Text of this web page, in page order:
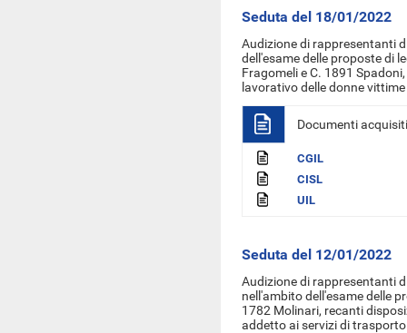
Seduta del 18/01/2022
Audizione di rappresentanti
dell'esame delle proposte di
Fragomeli e C. 1891
lavorativo delle donne
Documenti acquisiti
CGIL
CISL
UIL
Seduta del 12/01/2022
Audizione di rappresentanti
nell'ambito dell'esame delle
1782 Molinari, recanti
addetto ai servizi di trasporto